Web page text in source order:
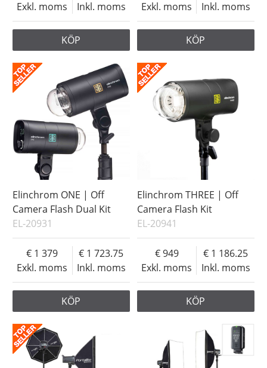
Exkl. moms Inkl. moms
KÖP
Exkl. moms Inkl. moms
KÖP
Elinchrom ONE | Off
Camera Flash Dual Kit
EL-20931
Exkl. moms
1 379
Inkl. moms
1 723.75
KÖP
Elinchrom THREE | Off
Camera Flash Kit
EL-20941
Exkl. moms
949
Inkl. moms
1 186.25
KÖP